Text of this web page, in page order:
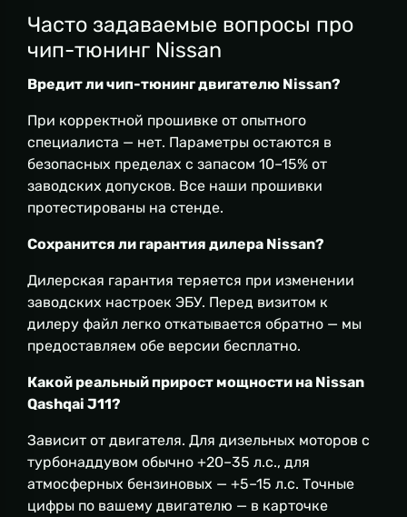
Часто задаваемые вопросы про
чип-тюнинг Nissan
Вредит ли чип-тюнинг двигателю Nissan?
При корректной прошивке от опытного
специалиста — нет. Параметры остаются в
безопасных пределах с запасом 10–15% от
заводских допусков. Все наши прошивки
протестированы на стенде.
Сохранится ли гарантия дилера Nissan?
Дилерская гарантия теряется при изменении
заводских настроек ЭБУ. Перед визитом к
дилеру файл легко откатывается обратно — мы
предоставляем обе версии бесплатно.
Какой реальный прирост мощности на Nissan
Qashqai J11?
Зависит от двигателя. Для дизельных моторов с
турбонаддувом обычно +20–35 л.с., для
атмосферных бензиновых — +5–15 л.с. Точные
цифры по вашему двигателю — в карточке